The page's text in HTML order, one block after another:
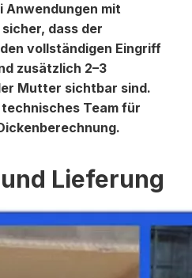
Anwendungen mit
dass der
vollständigen Eingriff
zusätzlich 2–3
Mutter sichtbar sind.
Team für
Lieferung